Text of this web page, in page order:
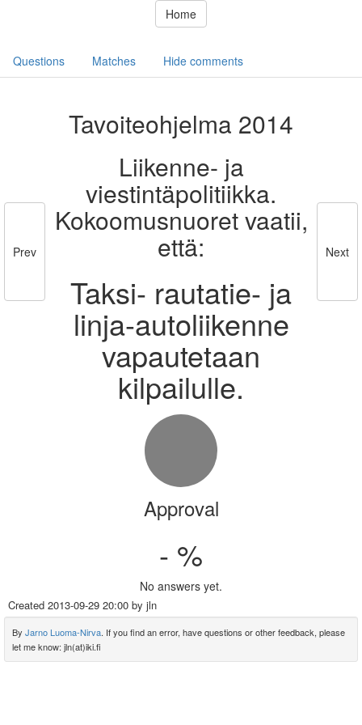
Home
Questions Matches Hide comments
Prev
Tavoiteohjelma 2014
Liikenne- ja
viestintäpolitiikka.
Kokoomusnuoret vaatii,
että:
Taksi- rautatie- ja
linja-autoliikenne
vapautetaan
kilpailulle.
Next
Approval
- %
No answers yet.
Created 2013-09-29 20:00 by jln
By Jarno Luoma-Nirva. If you find an error, have questions or other feedback, please
let me know: jln(at)iki.fi